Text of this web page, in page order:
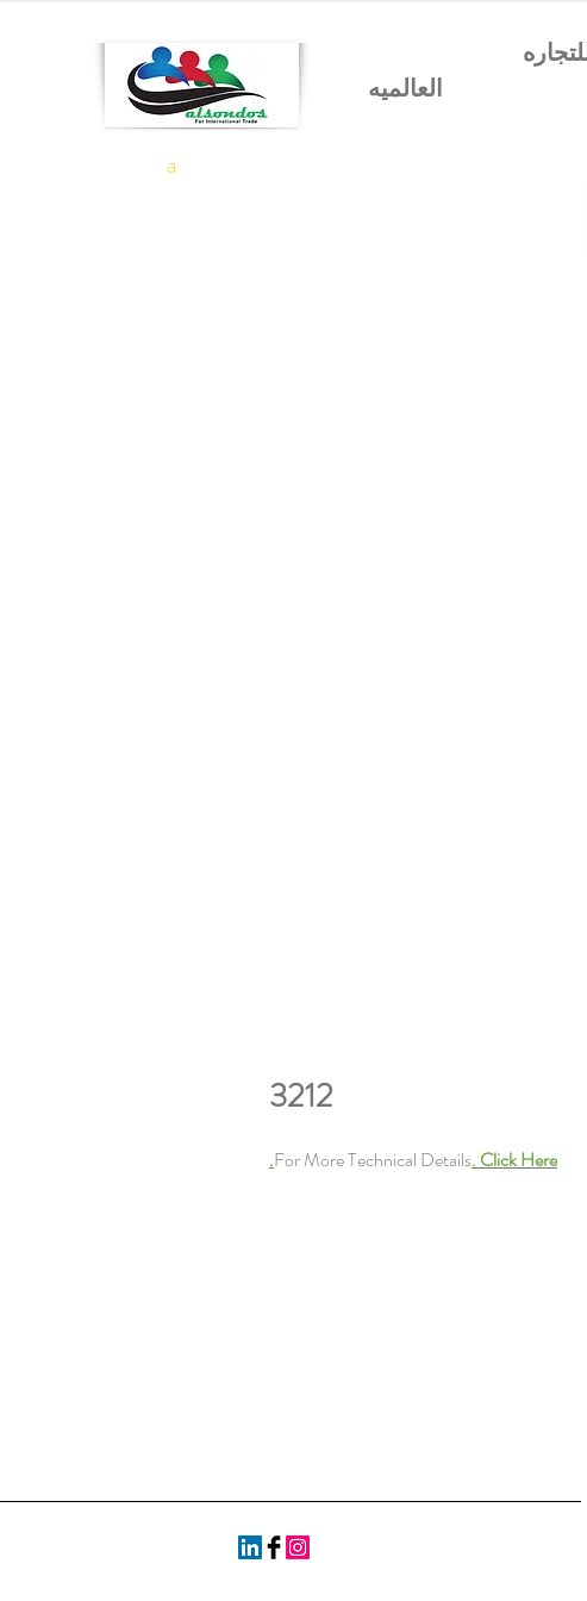
3212
For More Technical Details. Click Here.
a